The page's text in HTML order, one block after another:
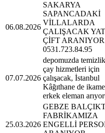
06.08.2026
SAKARYA
SAPANCADAKİ
VİLLALARDA
ÇALIŞACAK
ÇİFT
0531.723.84.95
07.07.2026
depomuzda
çay hizmetleri için
çalışacak, İstanbul
Kâğıthane de
erkek eleman
25.03.2026
GEBZE
FABRİKAMIZA
ENGELLİ